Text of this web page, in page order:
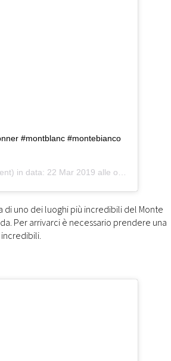
#montblanc #montebianco
in data: 22 Mar 2019 alle ore 4:15 PDT
uno dei luoghi più incredibili del Monte
Per arrivarci è necessario prendere una